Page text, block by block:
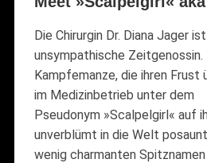
Die Chirurgin Dr. Diana Jager
unsympathische Zeitgenossin.
Kampfemanze, die ihren Frust
im Medizinbetrieb unter dem
Pseudonym »Scalpelgirl« auf
unverblümt in die Welt
wenig charmanten